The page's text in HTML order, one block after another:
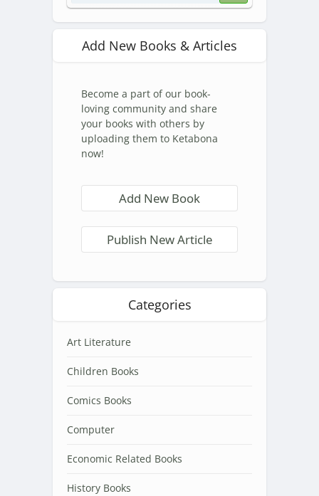
Add New Books & Articles
Become a part of our book-
loving community and share
your books with others by
uploading them to Ketabona
now!
Add New Book
Publish New Article
Categories
Art Literature
Children Books
Comics Books
Computer
Economic Related Books
History Books